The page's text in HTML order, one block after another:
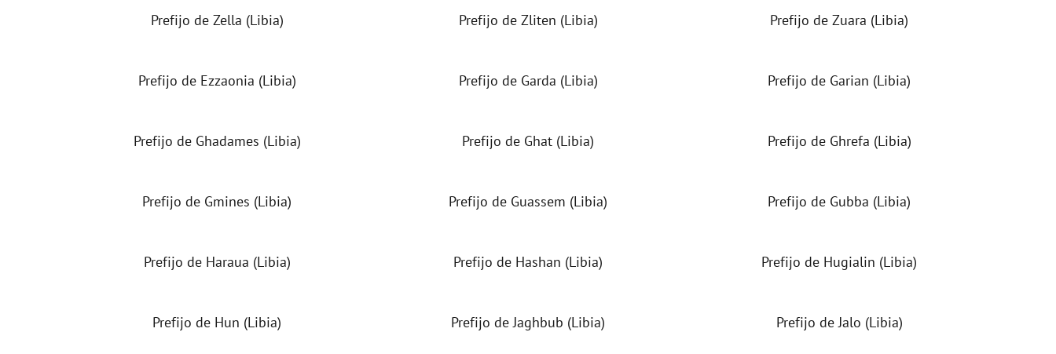
Prefijo de Zella (Libia) Prefijo de Zliten (Libia) Prefijo de Zuara (Libia)
Prefijo de Ezzaonia (Libia) Prefijo de Garda (Libia) Prefijo de Garian (Libia)
Prefijo de Ghadames (Libia) Prefijo de Ghat (Libia) Prefijo de Ghrefa (Libia)
Prefijo de Gmines (Libia) Prefijo de Guassem (Libia) Prefijo de Gubba (Libia)
Prefijo de Haraua (Libia) Prefijo de Hashan (Libia) Prefijo de Hugialin (Libia)
Prefijo de Hun (Libia) Prefijo de Jaghbub (Libia) Prefijo de Jalo (Libia)